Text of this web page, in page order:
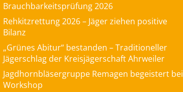
Brauchbarkeitsprüfung 2026
Rehkitzrettung 2026 – Jäger ziehen positive
Bilanz
„Grünes Abitur“ bestanden – Traditioneller
Jägerschlag der Kreisjägerschaft Ahrweiler
Jagdhornbläsergruppe Remagen begeistert bei
Workshop